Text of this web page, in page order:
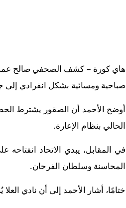
صباحية ومسائية بشكل انفرادي إلى
أوضح الأحمد أن الصقور يشترط
الحالي بنظام الإعارة.
في المقابل، يبدي الاتحاد
المحاسنة وسلطان الفرحان.
ختامًا، أشار الأحمد إلى أن نادي العلا يُبدي